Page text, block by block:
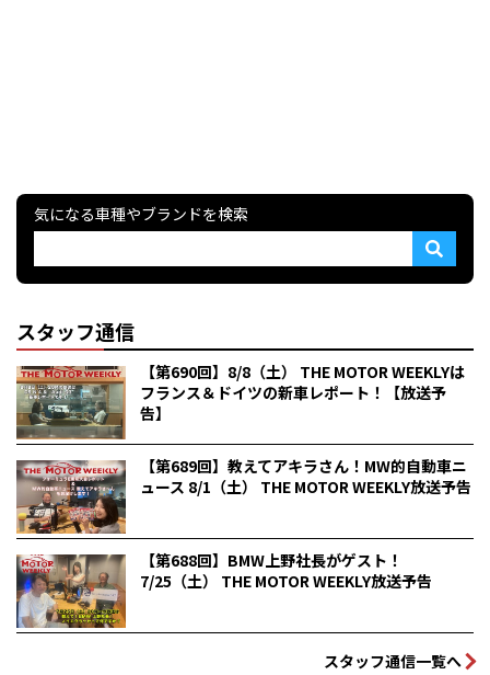
気になる車種やブランドを検索
スタッフ通信
【第690回】8/8（土） THE MOTOR WEEKLYは
フランス＆ドイツの新車レポート！【放送予
告】
【第689回】教えてアキラさん！MW的自動車ニ
ュース 8/1（土） THE MOTOR WEEKLY放送予告
【第688回】BMW上野社長がゲスト！
7/25（土） THE MOTOR WEEKLY放送予告
スタッフ通信一覧へ